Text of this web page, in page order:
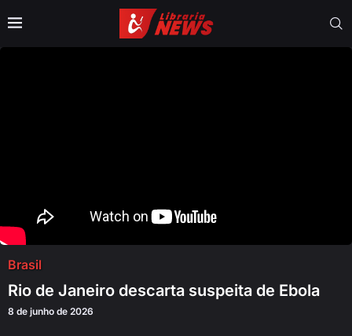
Brasil
Rio de Janeiro descarta suspeita de Ebola
8 de junho de 2026